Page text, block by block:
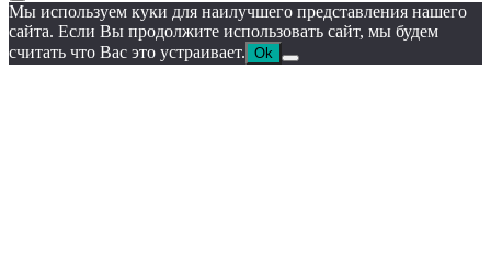
Мы используем куки для наилучшего представления нашего
сайта. Если Вы продолжите использовать сайт, мы будем
считать что Вас это устраивает. Ok